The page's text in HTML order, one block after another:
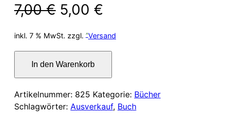
7,00€ Ursprünglicher
Preis
war:
7,00 €
5,00 €
Preis
ist:
5,00 €.
inkl. 7 % MwSt. zzgl. Versand
Runge.
Leben
und
In den Warenkorb
Artikelnummer: 825 Kategorie: Bücher
Schlagwörter: Ausverkauf, Buch